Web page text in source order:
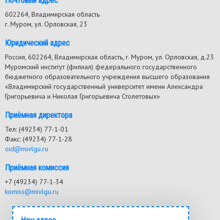
602264, Владимирская область
г. Муром, ул. Орловская, 23
Юридический адрес
Россия, 602264, Владимирская область, г. Муром, ул. Орловская, д.23
Муромский институт (филиал) федерального государственного
бюджетного образовательного учреждения высшего образования
«Владимирский государственный университет имени Александра
Григорьевича и Николая Григорьевича Столетовых»
Приёмная директора
Тел: (49234) 77-1-01
Факс: (49234) 77-1-28
oid@mivlgu.ru
Приёмная комиссия
+7 (49234) 77-1-34
komiss@mivlgu.ru